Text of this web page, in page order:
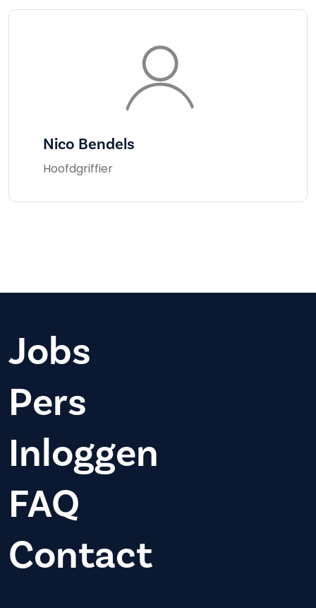
Nico Bendels
Hoofdgriffier
Jobs
Pers
Inloggen
FAQ
Contact